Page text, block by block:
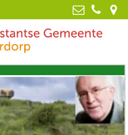
Protestantse Gemeente Leiderdorp
van Poelgeestlaan 2, 2352 TD
Leiderdorp
071-5890259
info@pgleiderdorp.nl